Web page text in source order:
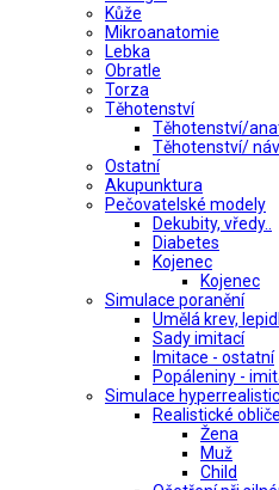
Kůže
Mikroanatomie
Lebka
Obratle
Torza
Těhotenství
Těhotenství/
Těhotenství/
Ostatní
Akupunktura
Pečovatelské modely
Dekubity, vředy..
Diabetes
Kojenec
Kojenec
Simulace poranění
Umělá krev,
Sady imitací
Imitace - ostatní
Popáleniny -
Simulace
Realistické
Žena
Muž
Child